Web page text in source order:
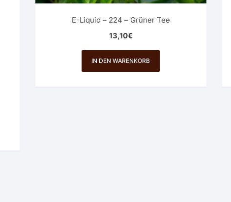
E-Liquid – 224 – Grüner Tee
13,10€
IN DEN WARENKORB